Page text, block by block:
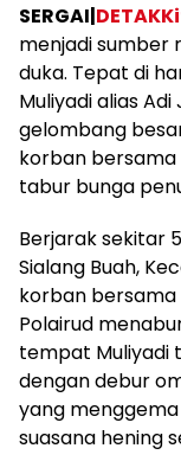
SERGAI|
menjadi sumber
duka. Tepat di
Muliyadi alias
gelombang
korban
tabur bunga
Berjarak sekitar
Sialang Buah,
korban bersama
Polairud
tempat Muliyadi
dengan debur
yang
suasana hening